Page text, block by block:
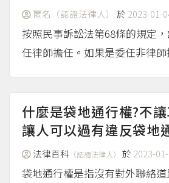
匿名（認證法律人） 於 2023-01-
按照民事訴訟法第68條的規定
任律師擔任。如果是委任非律
師為訴訟代理人許可準則》第3
可以委任三親等以內的血親為
得該案審判長的許可...（
什麼是袋地通行權?不
讓人可以過有違反袋地
法律百科 （認證法律人） 於 2023-
袋地通行權是指沒有對外聯絡道